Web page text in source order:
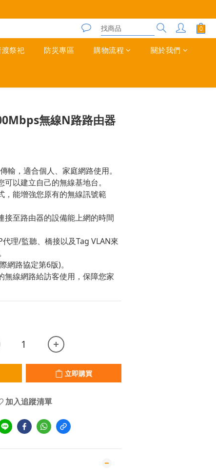
渡祭祀 防災專區 購物流程 關於我們
無線N路路由器
輸，適合個人、家庭網路使用。
以建立自己的無線基地台。
，能增強您原有的無線訊號範
接至路由器的設備能上網的時間
理/監聽、橋接以及Tag VLAN來
網路協定第6版)。
無線網路給訪客使用，保障您家
立即購買
加入追蹤清單